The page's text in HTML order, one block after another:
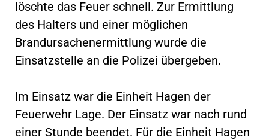
löschte das Feuer schnell. Zur Ermittlung
des Halters und einer möglichen
Brandursachenermittlung wurde die
Einsatzstelle an die Polizei übergeben.
Im Einsatz war die Einheit Hagen der
Feuerwehr Lage. Der Einsatz war nach rund
einer Stunde beendet. Für die Einheit Hagen